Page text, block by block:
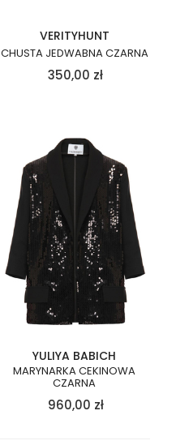
VERITYHUNT
CHUSTA JEDWABNA CZARNA
350,00 zł
YULIYA BABICH
MARYNARKA CEKINOWA
CZARNA
960,00 zł